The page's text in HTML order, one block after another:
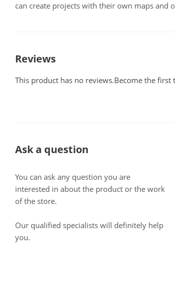
can create projects with their own maps and
Reviews
This product has no reviews.Become the
Ask a question
You can ask any question you are
interested in about the product or the work
of the store.
Our qualified specialists will definitely help
you.